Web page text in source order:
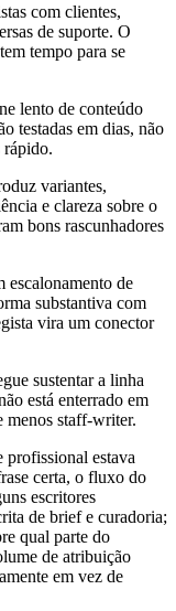
com clientes,
de suporte. O
tempo para se
lento de conteúdo
testadas em dias, não
rápido.
variantes,
e clareza sobre o
bons rascunhadores
escalonamento de
substantiva com
vira um conector
sustentar a linha
está enterrado em
menos staff-writer.
profissional estava
certa, o fluxo do
escritores
de brief e curadoria;
qual parte do
de atribuição
em vez de